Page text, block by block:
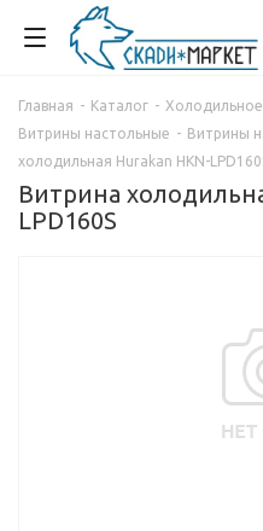
Главная - Каталог -
Витрины настольные - Витрины
холодильная Hurakan HKN-
Витрина
LPD160S